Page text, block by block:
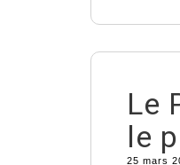
Le
le
25 mars